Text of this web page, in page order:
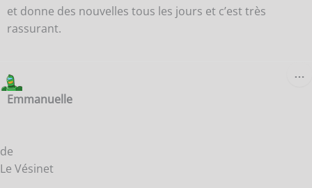
et donne des nouvelles tous les jours et c’est très
rassurant.
Emmanuelle
de
Le Vésinet
…